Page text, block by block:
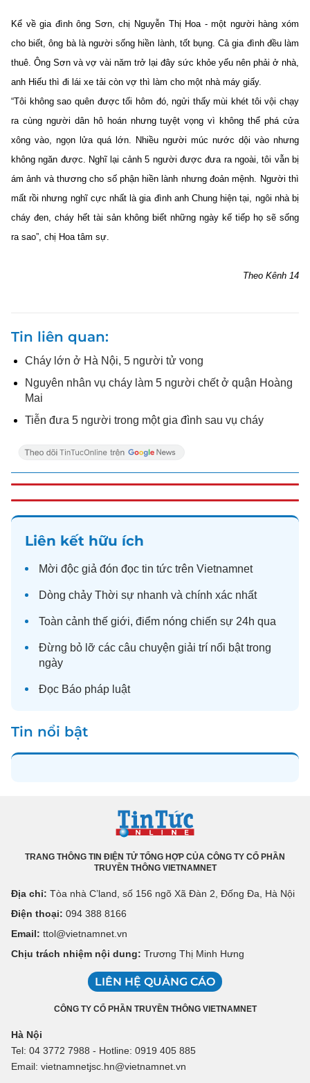
Kể về gia đình ông Sơn, chị Nguyễn Thị Hoa - một người hàng xóm
cho biết, ông bà là người sống hiền lành, tốt bụng. Cả gia đình đều làm
thuê. Ông Sơn và vợ vài năm trở lại đây sức khỏe yếu nên phải ở nhà,
anh Hiếu thì đi lái xe tải còn vợ thì làm cho một nhà máy giấy.
“Tôi không sao quên được tối hôm đó, ngửi thấy mùi khét tôi vội chạy
ra cùng người dân hô hoán nhưng tuyệt vọng vì không thể phá cửa
xông vào, ngọn lửa quá lớn. Nhiều người múc nước dội vào nhưng
không ngăn được. Nghĩ lại cảnh 5 người được đưa ra ngoài, tôi vẫn bị
ám ảnh và thương cho số phận hiền lành nhưng đoản mệnh. Người thì
mất rồi nhưng nghĩ cực nhất là gia đình anh Chung hiện tại, ngôi nhà bị
cháy đen, cháy hết tài sản không biết những ngày kế tiếp họ sẽ sống
ra sao”, chị Hoa tâm sự.
Theo Kênh 14
Tin liên quan
Cháy lớn ở Hà Nội, 5 người tử vong
Nguyên nhân vụ cháy làm 5 người chết ở quận Hoàng
Mai
Tiễn đưa 5 người trong một gia đình sau vụ cháy
Liên kết hữu ích
Mời độc giả đón đọc tin tức trên Vietnamnet
Dòng chảy Thời sự nhanh và chính xác nhất
Toàn cảnh thế giới, điểm nóng chiến sự 24h qua
Đừng bỏ lỡ các câu chuyện giải trí nổi bật trong
ngày
Đọc Báo pháp luật
Tin nổi bật
TRANG THÔNG TIN ĐIỆN TỬ TỔNG HỢP CỦA CÔNG TY CỔ PHẦN
TRUYỀN THÔNG VIETNAMNET
Địa chỉ: Tòa nhà C’land, số 156 ngõ Xã Đàn 2, Đống Đa, Hà Nội
Điện thoại: 094 388 8166
Email: ttol@vietnamnet.vn
Chịu trách nhiệm nội dung: Trương Thị Minh Hưng
LIÊN HỆ QUẢNG CÁO
CÔNG TY CỔ PHẦN TRUYỀN THÔNG VIETNAMNET
Hà Nội
Tel: 04 3772 7988 - Hotline: 0919 405 885
Email: vietnamnetjsc.hn@vietnamnet.vn